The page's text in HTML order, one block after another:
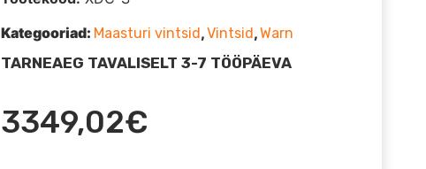
3349,02€
Kategooriad: Maasturi vintsid ,Vintsid ,Warn
TARNEAEG TAVALISELT 3-7 TÖÖPÄEVA